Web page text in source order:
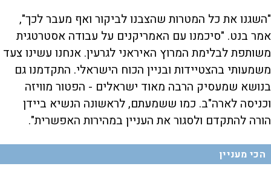
"השגנו את כל המטרות שהצבנו לביקור ואף מעבר לכך",
אמר בנט. "סיכמנו עם האמריקנים על עבודה אסטרטגית
משותפת לבלימת המרוץ האיראני לגרעין. אנחנו עשינו צעד
משמעותי בהצטיידות ובניין הכוח הישראלי. התקדמנו גם
בנושא שמעסיק הרבה מאוד ישראלים - הפטור מוויזה
וכניסה לארה"ב. כמו ששמעתם, לראשונה הנשיא ביידן
הורה להתקדם ולסגור את העניין במהירות האפשרית".
הכי מעניין